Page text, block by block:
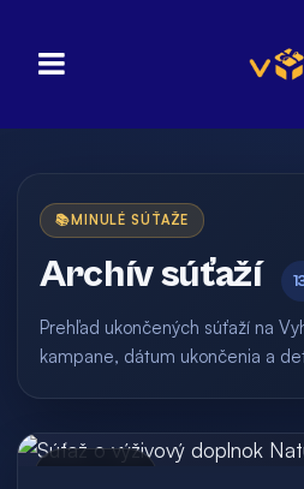
📚 MINULÉ SÚŤAŽE
Archív súťaží
Prehľad ukončených súťaží na
kampane, dátum ukončenia a